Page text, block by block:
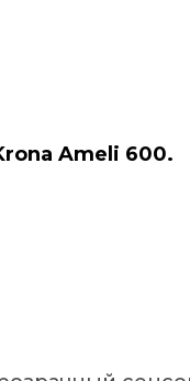
Ameli 600.